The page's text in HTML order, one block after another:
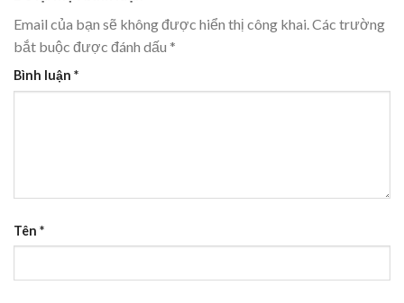
Email của bạn sẽ không được hiển thị công khai.Các trường
bắt buộc được đánh dấu *
Bình luận *
Tên *